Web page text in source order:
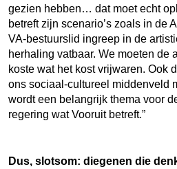
gezien hebben… dat moet echt
betreft zijn scenario’s zoals in de
VA-bestuurslid ingreep in de
herhaling vatbaar. We moeten de
koste wat het kost vrijwaren. Ook
ons sociaal-cultureel middenveld
wordt een belangrijk thema voor
regering wat Vooruit betreft.”
Dus, slotsom: diegenen die